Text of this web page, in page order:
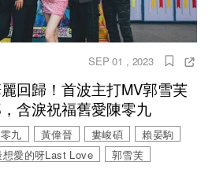
SEP 01 , 2023
回歸！首波主打MV郭雪芙
含淚祝福舊愛陳零九
九 黃偉晉 婁峻碩
賴晏駒
愛的呀Last Love 郭雪芙